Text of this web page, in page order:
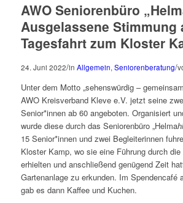
AWO Seniorenbüro
Ausgelassene Stimmung
Tagesfahrt zum Kloster
24. Juni 2022/in Allgemein, Seniorenberatung/
Unter dem Motto „sehenswürdig –
AWO Kreisverband Kleve e.V. jetzt seine
Senior*innen ab 60 angeboten. Organisiert
wurde diese durch das Seniorenbüro „Helma
15 Senior*innen und zwei Begleiterinnen
Kloster Kamp, wo sie eine Führung durch
erhielten und anschließend genügend Zeit
Gartenanlage zu erkunden. Im Spendencafé
gab es dann Kaffee und Kuchen.